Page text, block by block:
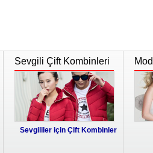
Sevgili Çift Kombinleri
Sevgililer için Çift Kombinler